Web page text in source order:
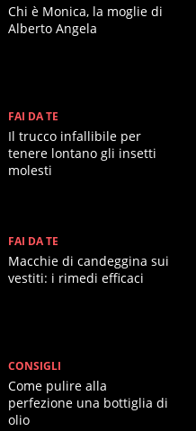
Chi è Monica, la moglie di
Alberto Angela
FAI DA TE
Il trucco infallibile per
tenere lontano gli insetti
molesti
FAI DA TE
Macchie di candeggina sui
vestiti: i rimedi efficaci
CONSIGLI
Come pulire alla
perfezione una bottiglia di
olio